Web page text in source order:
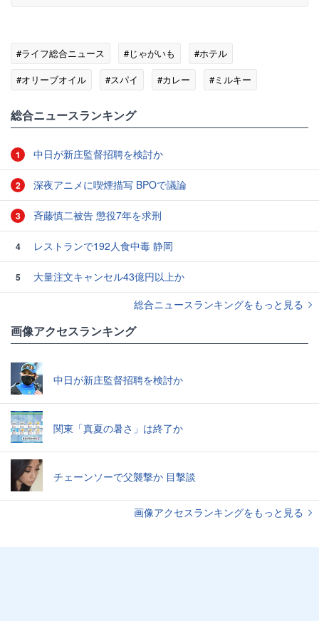
#ライフ総合ニュース #じゃがいも
#ホテル
#オリーブオイル
#スパイ #カレー
#ミルキー
総合ニュースランキング
1 中日が新庄監督招聘を検討か
2 深夜アニメに喫煙描写 BPOで議論
3 斉藤慎二被告 懲役7年を求刑
4 レストランで192人食中毒 静岡
5
大量注文キャンセル43億円以上か
総合ニュースランキングをもっと見る
画像アクセスランキング
中日が新庄監督招聘を検討か
関東「真夏の暑さ」は終了か
チェーンソーで父襲撃か 目撃談
画像アクセスランキングをもっと見る